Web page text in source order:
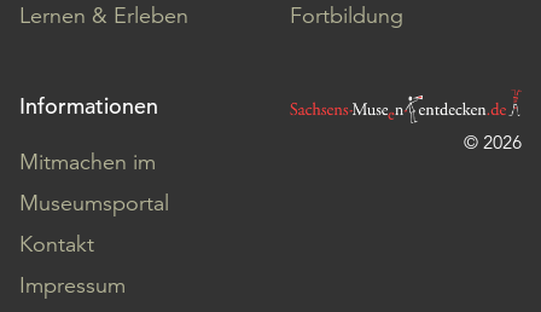
Lernen & Erleben
Fortbildung
Informationen
Mitmachen im
Museumsportal
Kontakt
Impressum
© 2026